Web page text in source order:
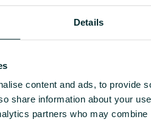
Details
content and ads, to provide
share information about your
partners who may